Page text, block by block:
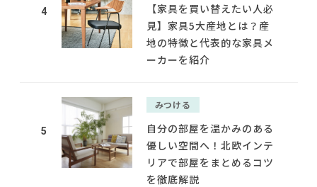
4
【家具を買い替えたい人必
見】家具5大産地とは？産
地の特徴と代表的な家具メ
ーカーを紹介
5
みつける
自分の部屋を温かみのある
優しい空間へ！北欧インテ
リアで部屋をまとめるコツ
を徹底解説